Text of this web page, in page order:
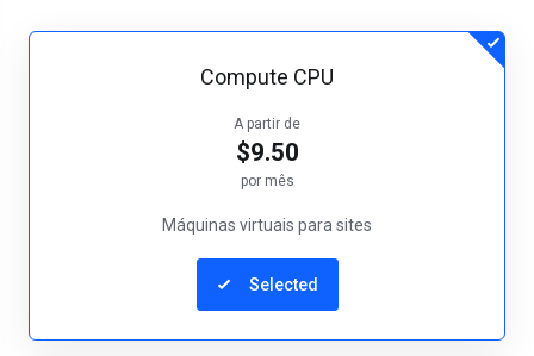
Compute CPU
A partir de
$9.50
por mês
Máquinas virtuais para sites
Selected